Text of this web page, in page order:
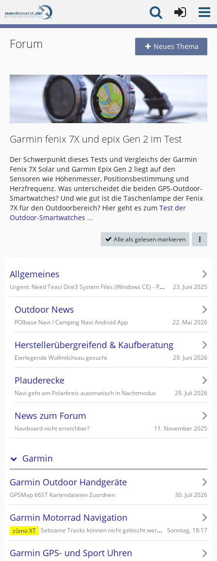
Forum Neues Thema
Garmin fenix 7X und epix Gen 2 im Test
Der Schwerpunkt dieses Tests und Vergleichs der Garmin
Fenix 7X Solar und Garmin Epix Gen 2 liegt auf den
Sensoren wie Höhenmesser, Positionsbestimmung und
Herzfrequenz. Was unterscheidet die beiden GPS-Outdoor-
Smartwatches? Und wie gut ist die Taschenlampe der Fenix
7X für den Outdoorbereich? Hier geht es zum Test der
Outdoor-Smartwatches ...
Alle als gelesen markieren
Allgemeines
Urgent: Need Teasi One3 System Files (Windows CE) - PC recognizes it as Mass Storage! 23. Juni 2025
Outdoor News
POIbase Navi / Camping Navi Android App 22. Mai 2026
Herstellerübergreifend & Kaufberatung
Eierlegende Wollmilchsau gesucht 29. Juni 2026
Plauderecke
Navi geht am Polarkreis automatisch in Nachtmodus 29. Juli 2026
News zum Forum
Naviboard nicht erreichbar? 11. November 2025
Garmin
Garmin Outdoor Handgeräte
GPSMap 66ST Kartendateien Zuordnen 30. Juli 2026
Garmin Motorrad Navigation
zûmo XT Seltsame Tracks können nicht gelöscht werden Sonntag, 18:17
Garmin GPS- und Sport Uhren